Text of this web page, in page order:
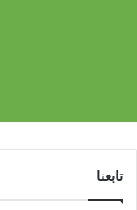
تابعنا